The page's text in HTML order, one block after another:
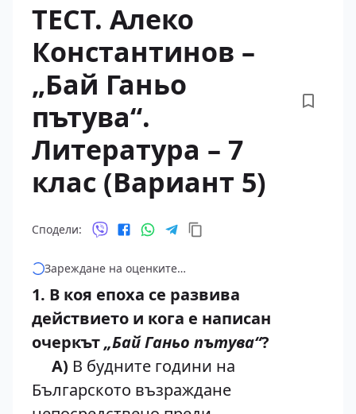
ТЕСТ. Алеко
Константинов –
„Бай Ганьо
пътува“.
Литература – 7
клас (Вариант 5)
Сподели:
Зареждане на оценките…
1. В коя епоха се развива
действието и кога е написан
очеркът„Бай Ганьо пътува“?
А) В будните години на
Българското възраждане